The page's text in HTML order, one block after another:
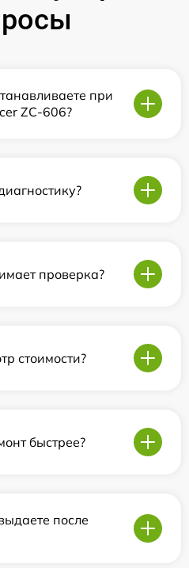
при
ZC-606?
проверка?
стоимости?
быстрее?
после